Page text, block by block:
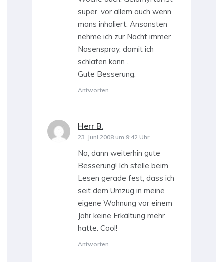
super, vor allem auch wenn
mans inhaliert. Ansonsten
nehme ich zur Nacht immer
Nasenspray, damit ich
schlafen kann .
Gute Besserung.
Antworten
Herr B.
23. Juni 2008 um 9:42 Uhr
Na, dann weiterhin gute
Besserung! Ich stelle beim
Lesen gerade fest, dass ich
seit dem Umzug in meine
eigene Wohnung vor einem
Jahr keine Erkältung mehr
hatte. Cool!
Antworten